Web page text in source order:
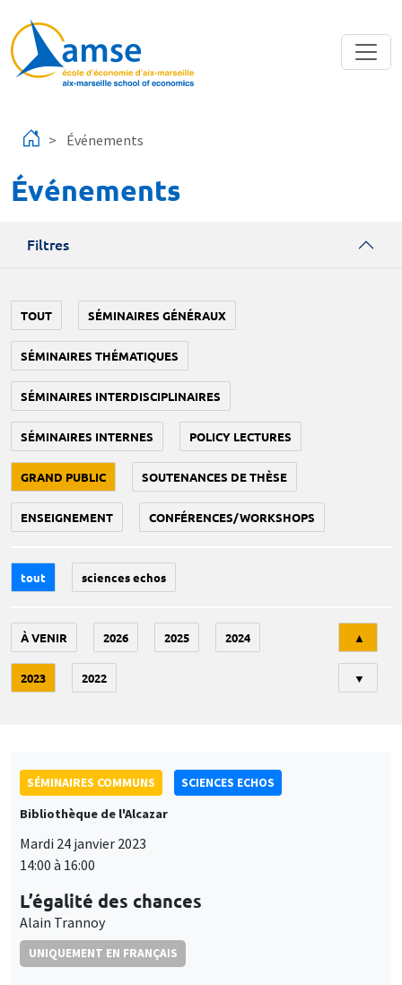
Événements
Événements
Filtres
TOUT SÉMINAIRES GÉNÉRAUX
SÉMINAIRES THÉMATIQUES
SÉMINAIRES INTERDISCIPLINAIRES
SÉMINAIRES INTERNES POLICY LECTURES
GRAND PUBLIC SOUTENANCES DE THÈSE
ENSEIGNEMENT CONFÉRENCES/WORKSHOPS
tout sciences echos
À VENIR 2026 2025 2024
2023 2022
▲
▼
SÉMINAIRES COMMUNS
SCIENCES ECHOS
Bibliothèque de l'Alcazar
Mardi 24 janvier 2023
14:00 à 16:00
L’égalité des chances
Alain Trannoy
UNIQUEMENT EN FRANÇAIS